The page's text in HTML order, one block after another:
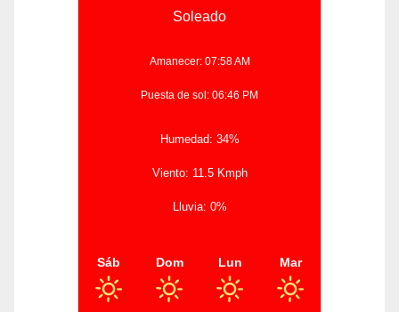
Soleado
Amanecer: 07:58 AM
Puesta de sol: 06:46 PM
Humedad: 34%
Viento: 11.5 Kmph
Lluvia: 0%
Sáb Dom Lun Mar